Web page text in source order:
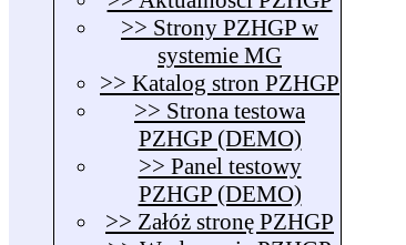
>> Strony PZHGP w
systemie MG
>> Katalog stron PZHGP
>> Strona testowa
PZHGP (DEMO)
>> Panel testowy
PZHGP (DEMO)
>> Załóż stronę PZHGP